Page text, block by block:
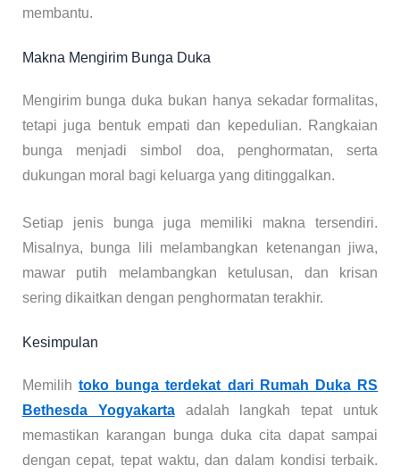
membantu.
Makna Mengirim Bunga Duka
Mengirim bunga duka bukan hanya sekadar formalitas,
tetapi juga bentuk empati dan kepedulian. Rangkaian
bunga menjadi simbol doa, penghormatan, serta
dukungan moral bagi keluarga yang ditinggalkan.
Setiap jenis bunga juga memiliki makna tersendiri.
Misalnya, bunga lili melambangkan ketenangan jiwa,
mawar putih melambangkan ketulusan, dan krisan
sering dikaitkan dengan penghormatan terakhir.
Kesimpulan
Memilih toko bunga terdekat dari Rumah Duka RS
Bethesda Yogyakartaadalah langkah tepat untuk
memastikan karangan bunga duka cita dapat sampai
dengan cepat, tepat waktu, dan dalam kondisi terbaik.